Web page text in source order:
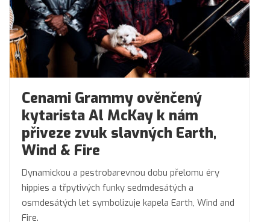
Cenami Grammy ověnčený
kytarista Al McKay k nám
přiveze zvuk slavných Earth,
Wind & Fire
Dynamickou a pestrobarevnou dobu přelomu éry
hippies a třpytivých funky sedmdesátých a
osmdesátých let symbolizuje kapela Earth, Wind and
Fire.